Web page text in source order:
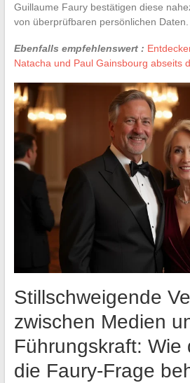
Guillaume Faury bestätigen diese
von überprüfbaren persönlichen Daten.
Ebenfalls empfehlenswert :
Natacha und Paul Gainsbourg abseits
Stillschweigende
zwischen Medien
Führungskraft: Wie
die Faury-Frage